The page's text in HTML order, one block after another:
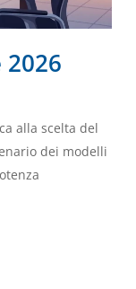
alla scelta del
dei modelli